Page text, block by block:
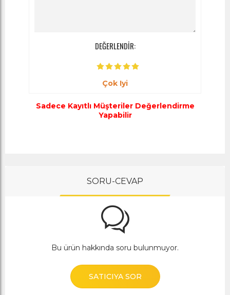
DEĞERLENDİR:
Çok Iyi
Sadece Kayıtlı Müşteriler Değerlendirme
Yapabilir
SORU-CEVAP
Bu ürün hakkında soru bulunmuyor.
SATICIYA SOR